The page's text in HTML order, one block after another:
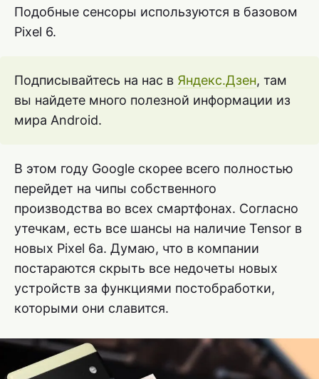
Подобные сенсоры используются в базовом
Pixel 6.
Подписывайтесь на нас в Яндекс.Дзен, там
вы найдете много полезной информации из
мира Android.
В этом году Google скорее всего полностью
перейдет на чипы собственного
производства во всех смартфонах. Согласно
утечкам, есть все шансы на наличие Tensor в
новых Pixel 6a. Думаю, что в компании
постараются скрыть все недочеты новых
устройств за функциями постобработки,
которыми они славится.